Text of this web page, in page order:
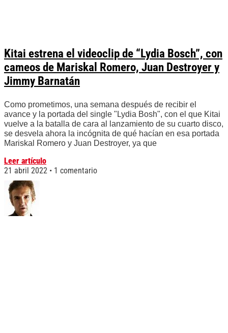
Kitai estrena el videoclip de “Lydia Bosch”, con
cameos de Mariskal Romero, Juan Destroyer y
Jimmy Barnatán
Como prometimos, una semana después de recibir el
avance y la portada del single "Lydia Bosh", con el que Kitai
vuelve a la batalla de cara al lanzamiento de su cuarto disco,
se desvela ahora la incógnita de qué hacían en esa portada
Mariskal Romero y Juan Destroyer, ya que
Leer artículo
21 abril 2022
1 comentario